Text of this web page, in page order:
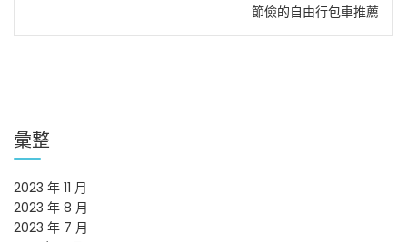
導
覽
節儉的自由行包車推薦
彙整
2023 年 11 月
2023 年 8 月
2023 年 7 月